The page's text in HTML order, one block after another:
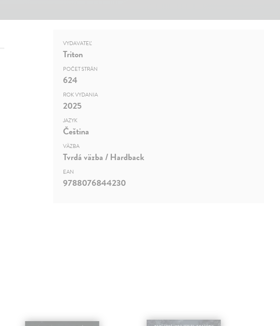
VYDAVATEĽ
Triton
POČET STRÁN
624
ROK VYDANIA
2025
JAZYK
Čeština
VÄZBA
Tvrdá väzba / Hardback
EAN
9788076844230